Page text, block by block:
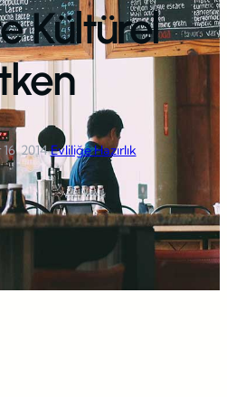
Kültürel
2014·Evliliğe Hazırlık